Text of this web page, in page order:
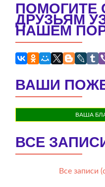
ПОМОГИТЕ
ДРУЗЬЯМ
НАШЕМ
ВАШИ
ВАША
ВСЕ
Все записи